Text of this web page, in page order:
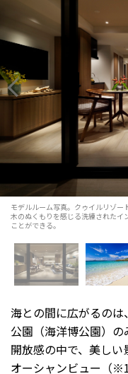
モデルルーム写真。クゥイルリゾー
木のぬくもりを感じる洗練されたイ
ことができる。
海との間に広がるの
公園（海洋博公園）
開放感の中で、美しい
オーシャンビュー（